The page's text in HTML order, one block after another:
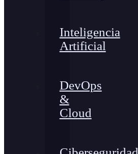
Inteligencia
Artificial
DevOps
&
Cloud